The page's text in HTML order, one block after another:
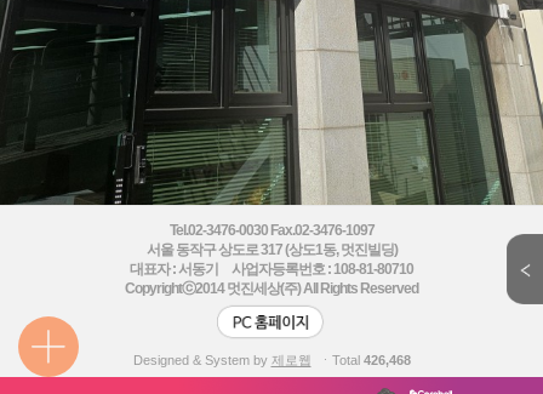
Tel.02-3476-0030 Fax.02-3476-1097
서울 동작구 상도로 317 (상도1동, 멋진빌딩)
대표자 : 서동기 사업자등록번호 : 108-81-80710
Copyrightⓒ2014멋진세상(주) All Rights Reserved
Designed & System by 제로웹 ㆍTotal 426,468